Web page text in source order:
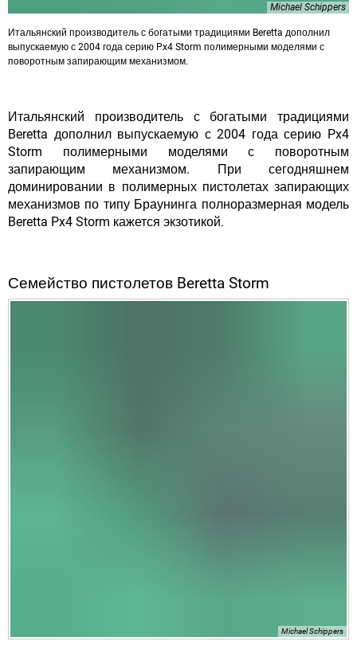
Michael Schippers
Итальянский производитель с богатыми традициями Beretta дополнил
выпускаемую с 2004 года серию Px4 Storm полимерными моделями с
поворотным запирающим механизмом.
Итальянский производитель с богатыми традициями
Beretta дополнил выпускаемую с 2004 года серию Px4
Storm полимерными моделями с поворотным
запирающим механизмом. При сегодняшнем
доминировании в полимерных пистолетах запирающих
механизмов по типу Браунинга полноразмерная модель
Beretta Px4 Storm кажется экзотикой.
Семейство пистолетов Beretta Storm
Michael Schippers